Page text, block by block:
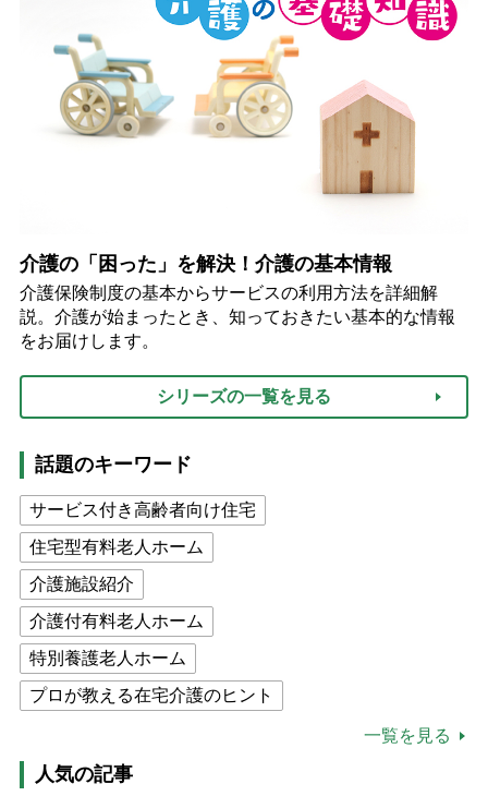
介護の「困った」を解決！介護の基本情報
介護保険制度の基本からサービスの利用方法を詳細解
説。介護が始まったとき、知っておきたい基本的な情報
をお届けします。
シリーズの一覧を見る
話題のキーワード
サービス付き高齢者向け住宅
住宅型有料老人ホーム
介護施設紹介
介護付有料老人ホーム
特別養護老人ホーム
プロが教える在宅介護のヒント
高木ブー
ケアマネジャー
一覧を見る
人気の記事